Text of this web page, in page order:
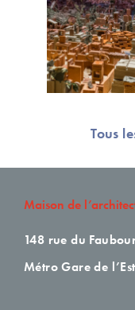
Tous
Maison de
148 rue du
Métro Gare de l’Est